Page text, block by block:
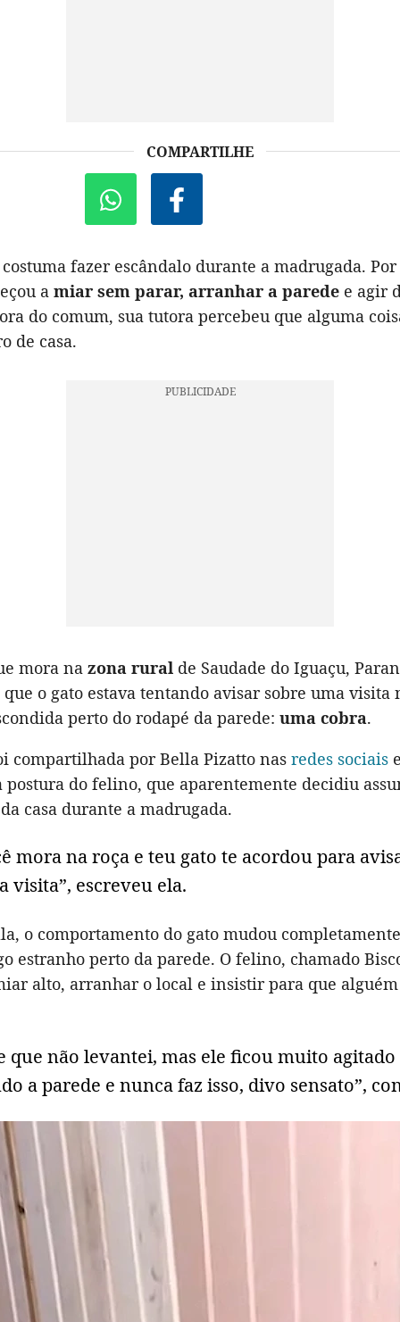
COMPARTILHE
fazer escândalo durante a madrugada. Por
a miar sem parar, arranhar a parede e agir
do comum, sua tutora percebeu que alguma
de casa.
mora na zona rural de Saudade do Iguaçu,
o gato estava tentando avisar sobre uma visita
perto do rodapé da parede: uma cobra.
compartilhada por Bella Pizatto nas redes sociais
postura do felino, que aparentemente decidiu
casa durante a madrugada.
mora na roça e teu gato te acordou para
visita”, escreveu ela.
o comportamento do gato mudou
estranho perto da parede. O felino, chamado
alto, arranhar o local e insistir para que
que não levantei, mas ele ficou muito
a parede e nunca faz isso, divo sensato”,